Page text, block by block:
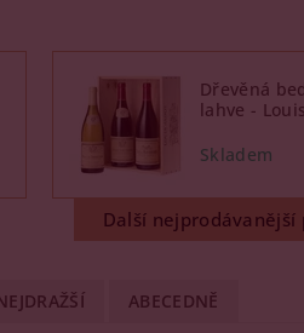
Dřevěná
lahve -
Další nejprodávanější
ABECEDNĚ